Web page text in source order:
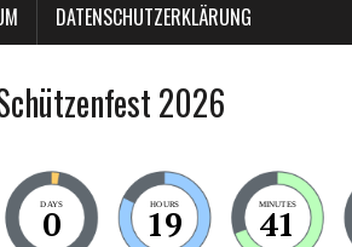
DATENSCHUTZERKLÄRUNG
2026
DAYS
0 HOURS
19 MINUTES
41